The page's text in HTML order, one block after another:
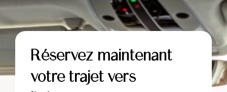
Réservez maintenant
votre trajet vers